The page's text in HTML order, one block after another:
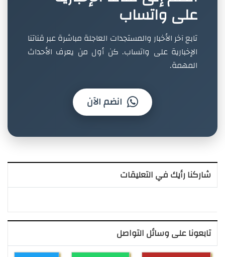
على واتساب
تابع آخر الأخبار والمستجدات العاجلة مباشرة عبر قناتنا
الإخبارية على واتساب. كن أول من يعرف الأحداث
المهمة.
انضم الآن
شاركنا رأيك في التعليقات
تابعونا على وسائل التواصل